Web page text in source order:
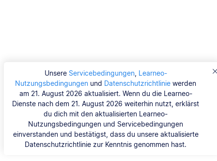
Unsere Servicebedingungen, Learneo-
Nutzungsbedingungen und Datenschutzrichtlinie werden
am 21. August 2026 aktualisiert. Wenn du die Learneo-
Dienste nach dem 21. August 2026 weiterhin nutzt, erklärst
du dich mit den aktualisierten Learneo-
Nutzungsbedingungen und Servicebedingungen
einverstanden und bestätigst, dass du unsere aktualisierte
Datenschutzrichtlinie zur Kenntnis genommen hast.